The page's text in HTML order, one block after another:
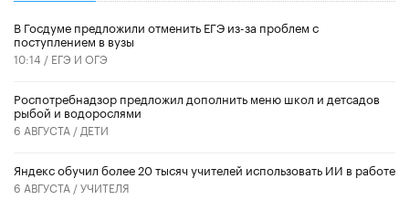
В Госдуме предложили отменить ЕГЭ из-за проблем с
поступлением в вузы
10:14 / ЕГЭ И ОГЭ
Роспотребнадзор предложил дополнить меню школ и детсадов
рыбой и водорослями
6 АВГУСТА / ДЕТИ
​Яндекс обучил более 20 тысяч учителей использовать ИИ в работе
6 АВГУСТА /УЧИТЕЛЯ